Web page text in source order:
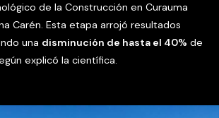
de la Construcción en Curauma
Carén. Esta etapa arrojó resultados
una disminución de hasta el 40% de
explicó la científica.